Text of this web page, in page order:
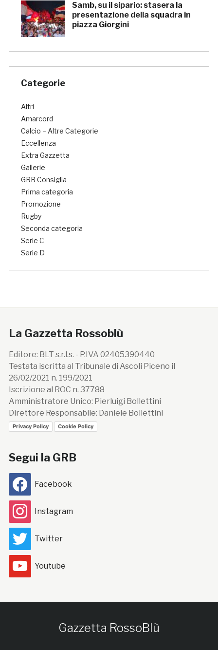
Samb, su il sipario: stasera la
presentazione della squadra in
piazza Giorgini
Categorie
Altri
Amarcord
Calcio – Altre Categorie
Eccellenza
Extra Gazzetta
Gallerie
GRB Consiglia
Prima categoria
Promozione
Rugby
Seconda categoria
Serie C
Serie D
La Gazzetta Rossoblù
Editore: BLT s.r.l.s. - P.IVA 02405390440
Testata iscritta al Tribunale di Ascoli Piceno il
26/02/2021 n. 199/2021
Iscrizione al ROC n. 37788
Amministratore Unico: Pierluigi Bollettini
Direttore Responsabile: Daniele Bollettini
Privacy Policy Cookie Policy
Segui la GRB
Facebook
Instagram
Twitter
Youtube
Gazzetta RossoBlù